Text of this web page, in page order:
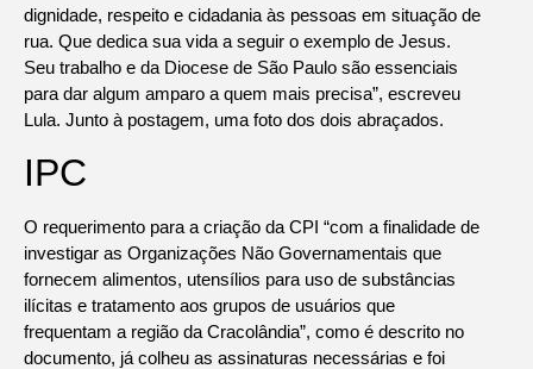
dignidade, respeito e cidadania às pessoas em situação de
rua. Que dedica sua vida a seguir o exemplo de Jesus.
Seu trabalho e da Diocese de São Paulo são essenciais
para dar algum amparo a quem mais precisa”, escreveu
Lula. Junto à postagem, uma foto dos dois abraçados.
IPC
O requerimento para a criação da CPI “com a finalidade de
investigar as Organizações Não Governamentais que
fornecem alimentos, utensílios para uso de substâncias
ilícitas e tratamento aos grupos de usuários que
frequentam a região da Cracolândia”, como é descrito no
documento, já colheu as assinaturas necessárias e foi